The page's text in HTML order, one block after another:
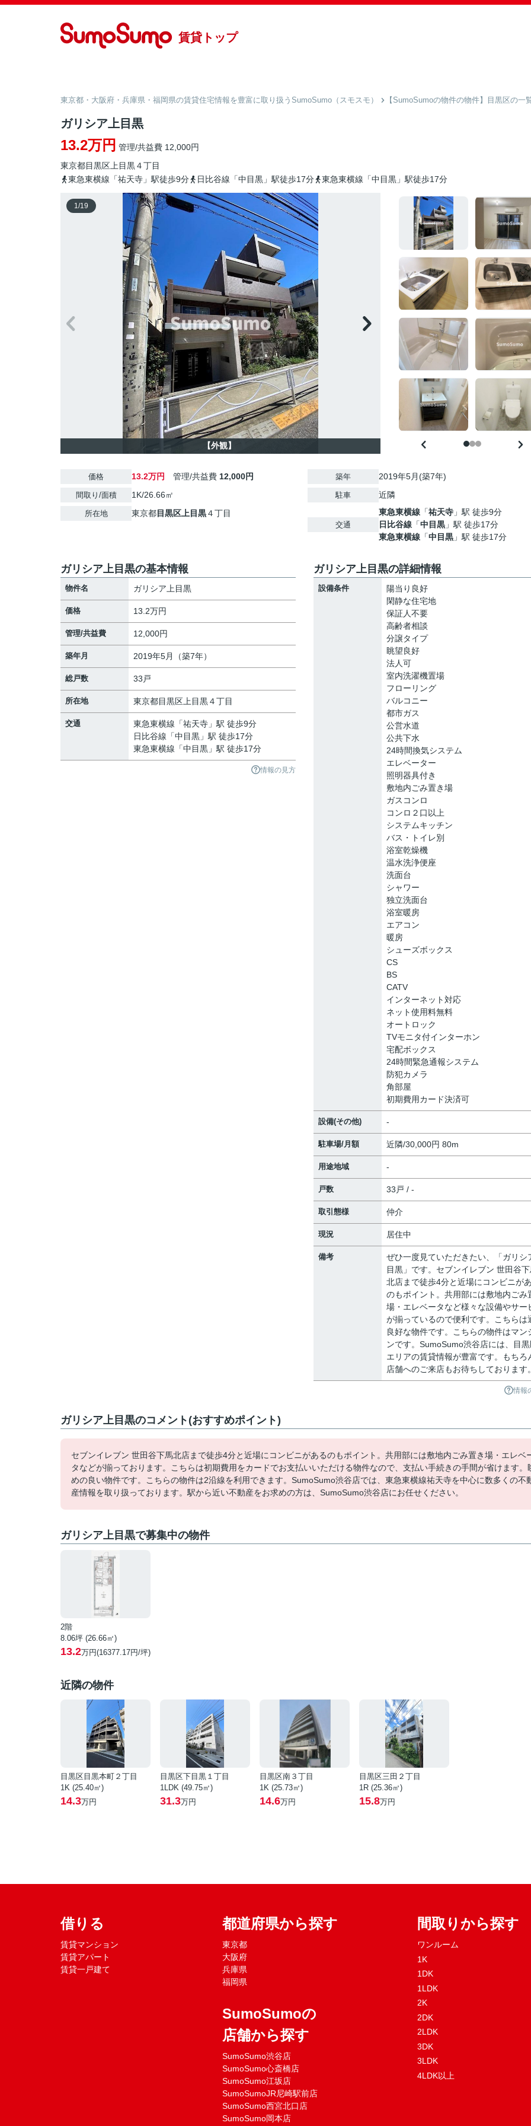
賃貸トップ
東京都・大阪府・兵庫県・福岡県の賃貸住宅情報を豊富に取り扱うSumoSumo（スモスモ） 【SumoSumoの物件の物件】目黒区の一
ガリシア上目黒
13.2万円 管理/共益費 12,000円
東京都目黒区 上目黒４丁目
東急東横線「祐天寺」駅徒歩9分
日比谷線「中目黒」駅徒歩17分 東急東横線「中目黒」駅徒歩17分
1/19
【外観】
価格 13.2万円 管理/共益費 12,000円
間取り/面積 1K/26.66㎡
所在地 東京都目黒区 上目黒４丁目
築年 2019年5月(築7年)
駐車 近隣
交通
東急東横線 「祐天寺 」駅 徒歩9分
日比谷線 「中目黒 」駅 徒歩17分
東急東横線 「中目黒 」駅 徒歩17分
ガリシア上目黒の基本情報
物件名 ガリシア上目黒
価格 13.2万円
管理/共益費 12,000円
築年月 2019年5月（築7年）
総戸数 33戸
所在地 東京都目黒区 上目黒４丁目
交通 東急東横線 「祐天寺 」駅 徒歩9分
日比谷線 「中目黒 」駅 徒歩17分
東急東横線 「中目黒 」駅 徒歩17分
情報の見方
ガリシア上目黒の詳細情報
設備条件
陽当り良好
閑静な住宅地
保証人不要
高齢者相談
分譲タイプ
眺望良好
法人可
室内洗濯機置場
フローリング
バルコニー
都市ガス
公営水道
公共下水
24時間換気システム
エレベーター
照明器具付き
敷地内ごみ置き場
ガスコンロ
コンロ２口以上
システムキッチン
バス・トイレ別
浴室乾燥機
温水洗浄便座
洗面台
シャワー
独立洗面台
浴室暖房
エアコン
暖房
シューズボックス
CS
BS
CATV
インターネット対応
ネット使用料無料
オートロック
TVモニタ付インターホン
宅配ボックス
24時間緊急通報システム
防犯カメラ
角部屋
初期費用カード決済可
設備(その他) -
駐車場/月額 近隣/30,000円 80m
用途地域 -
戸数 33戸 / -
取引態様 仲介
現況 居住中
備考
ぜひ一度見ていただきたい、「ガリシ
目黒」です。セブンイレブン 世田谷
北店まで徒歩4分と近場にコンビニが
のもポイント。共用部には敷地内ごみ
場・エレベータなど様々な設備やサー
が揃っているので便利です。こちらは
良好な物件です。こちらの物件はマン
ンです。SumoSumo渋谷店には、目
エリアの賃貸情報が豊富です。もちろ
店舗へのご来店もお待ちしております。
情報
ガリシア上目黒のコメント(おすすめポイント)
セブンイレブン 世田谷下馬北店まで徒歩4分と近場にコンビニがあるのもポイント。共用部には敷地内ごみ置き場・エレベ
タなどが揃っております。こちらは初期費用をカードでお支払いいただける物件なので、支払い手続きの手間が省けます。
めの良い物件です。こちらの物件は2沿線を利用できます。SumoSumo渋谷店では、東急東横線祐天寺を中心に数多くの不
産情報を取り扱っております。駅から近い不動産をお求めの方は、SumoSumo渋谷店にお任せください。
ガリシア上目黒で募集中の物件
2階
8.06坪 (26.66㎡)
13.2万円(16377.17円/坪)
近隣の物件
目黒区目黒本町２丁目
1K (25.40㎡)
14.3万円
目黒区下目黒１丁目
1LDK (49.75㎡)
31.3万円
目黒区南３丁目
1K (25.73㎡)
14.6万円
目黒区三田２丁目
1R (25.36㎡)
15.8万円
借りる
賃貸マンション
賃貸アパート
賃貸一戸建て
都道府県から探す
東京都
大阪府
兵庫県
福岡県
SumoSumoの
店舗から探す
SumoSumo渋谷店
SumoSumo心斎橋店
SumoSumo江坂店
SumoSumoJR尼崎駅前店
SumoSumo西宮北口店
SumoSumo岡本店
間取りから探す
ワンルーム
1K
1DK
1LDK
2K
2DK
2LDK
3DK
3LDK
4LDK以上